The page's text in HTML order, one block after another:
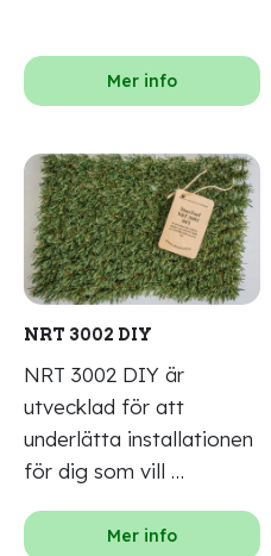
Mer info
NRT 3002 DIY
NRT 3002 DIY är
utvecklad för att
underlätta installationen
för dig som vill …
Mer info